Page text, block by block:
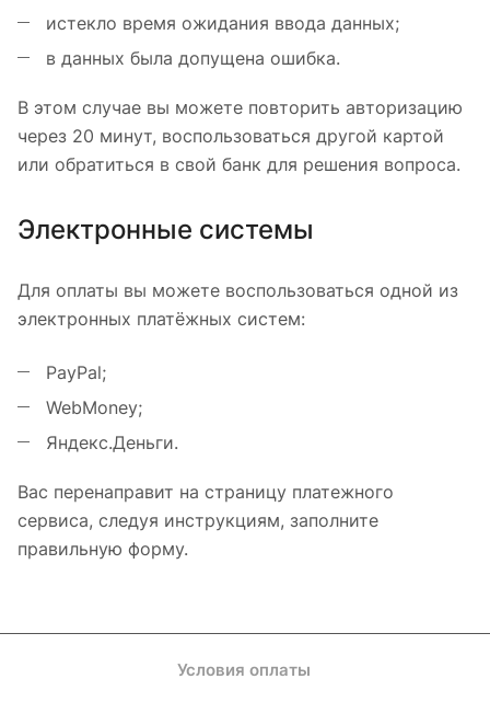
истекло время ожидания ввода данных;
в данных была допущена ошибка.
В этом случае вы можете повторить авторизацию
через 20 минут, воспользоваться другой картой
или обратиться в свой банк для решения вопроса.
Электронные системы
Для оплаты вы можете воспользоваться одной из
электронных платёжных систем:
PayPal;
WebMoney;
Яндекс.Деньги.
Вас перенаправит на страницу платежного
сервиса, следуя инструкциям, заполните
правильную форму.
Условия оплаты